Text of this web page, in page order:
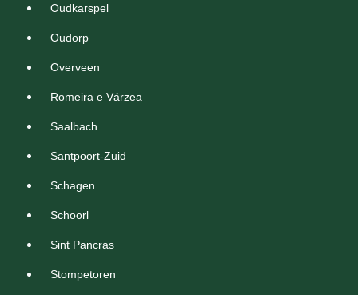
Oudkarspel
Oudorp
Overveen
Romeira e Várzea
Saalbach
Santpoort-Zuid
Schagen
Schoorl
Sint Pancras
Stompetoren